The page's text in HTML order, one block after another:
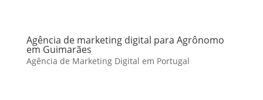
Agência de marketing digital para Agrônomo
em Guimarães
Agência de Marketing Digital em Portugal